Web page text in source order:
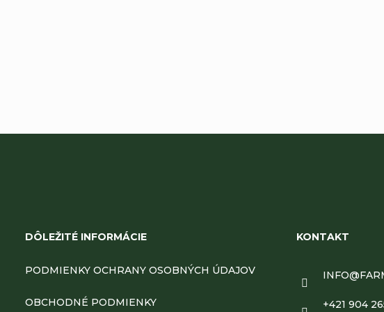
DÔLEŽITÉ INFORMÁCIE
PODMIENKY OCHRANY OSOBNÝCH ÚDAJOV
OBCHODNÉ PODMIENKY
KONTAKT
INFO@
+421 904